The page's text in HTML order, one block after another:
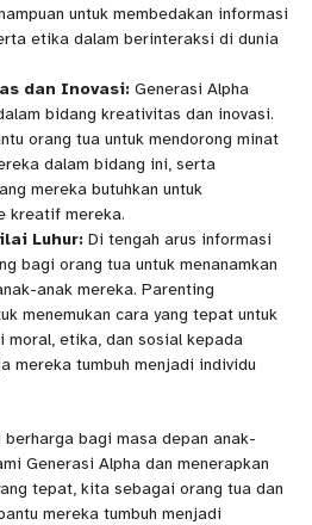
untuk membedakan informasi
etika dalam berinteraksi di dunia
dan Inovasi: Generasi Alpha
bidang kreativitas dan inovasi.
orang tua untuk mendorong minat
dalam bidang ini, serta
mereka butuhkan untuk
kreatif mereka.
Luhur: Di tengah arus informasi
bagi orang tua untuk menanamkan
anak mereka. Parenting
menemukan cara yang tepat untuk
moral, etika, dan sosial kepada
mereka tumbuh menjadi individu
bagi masa depan anak-
Generasi Alpha dan menerapkan
tepat, kita sebagai orang tua dan
mereka tumbuh menjadi